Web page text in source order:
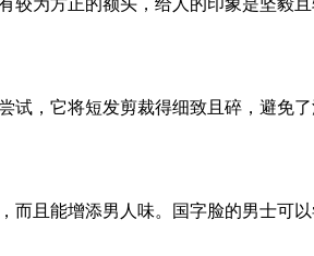
，它将短发剪裁得细致且碎，避免
且能增添男人味。国字脸的男士可